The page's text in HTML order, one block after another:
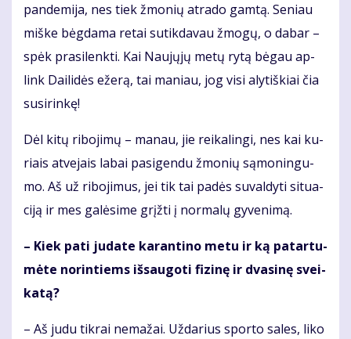
pan­de­mi­ja, nes tiek žmo­nių at­ra­do gam­tą. Se­niau
miš­ke bėg­da­ma re­tai su­tik­da­vau žmo­gų, o da­bar –
spėk pra­si­lenk­ti. Kai Nau­jų­jų me­tų ry­tą bė­gau ap­
link Dai­li­dės eže­rą, tai ma­niau, jog vi­si aly­tiš­kiai čia
susi­rin­kę!
Dėl ki­tų ri­bo­ji­mų – ma­nau, jie rei­ka­lin­gi, nes kai ku­
riais at­ve­jais la­bai pa­si­gen­du žmo­nių są­mo­nin­gu­
mo. Aš už ri­bo­ji­mus, jei tik tai pa­dės su­val­dy­ti si­tu­a­
ci­ją ir mes ga­lė­si­me grįž­ti į nor­ma­lų gy­ve­ni­mą.
– Kiek pa­ti ju­da­te ka­ran­ti­no me­tu ir ką pa­tar­tu­
mė­te no­rin­tiems iš­sau­go­ti fi­zi­nę ir dva­si­nę svei­
ka­tą?
– Aš ju­du tik­rai ne­ma­žai. Už­da­rius spor­to sa­les, li­ko